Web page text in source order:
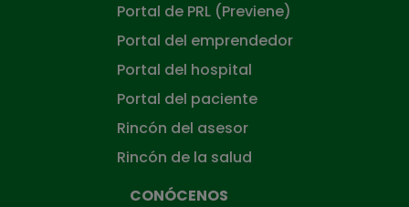
Portal de PRL (Previene)
Portal del emprendedor
Portal del hospital
Portal del paciente
Rincón del asesor
Rincón de la salud
CONÓCENOS